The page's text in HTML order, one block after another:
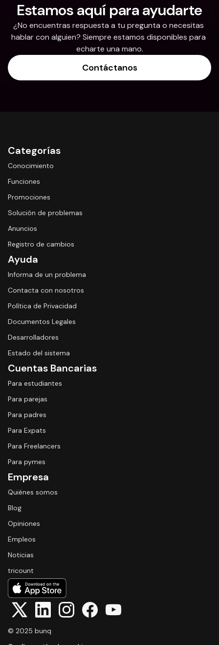
Estamos aquí para ayudarte
¿No encuentras respuesta a tu pregunta o necesitas
hablar con alguien? Siempre estamos disponibles para
echarte una mano.
Contáctanos
Categorías
Conocimiento
Funciones
Promociones
Solución de problemas
Anuncios
Registro de cambios
Ayuda
Informa de un problema
Contacta con nosotros
Política de Privacidad
Documentos Legales
Desarrolladores
Estado del sistema
Cuentas Bancarias
Para estudiantes
Para parejas
Para padres
Para Expats
Para Freelancers
Para pymes
Empresa
Quiénes somos
Blog
Opiniones
Empleos
Noticias
tricount
© 2025 bunq